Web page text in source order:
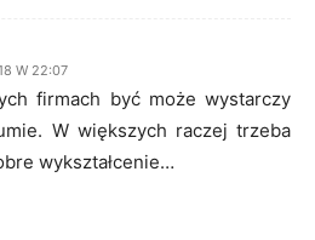
W 22:07
firmach być może wystarczy
W większych raczej trzeba
wykształcenie…